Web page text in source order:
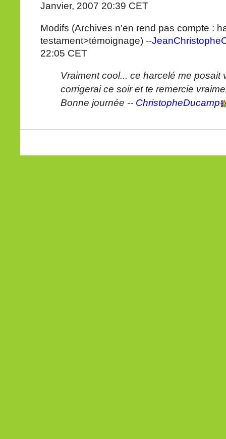
Janvier, 2007 20:39 CET
Modifs (Archives n'en rend pas compte :
testament>témoignage) --
22:05 CET
Vraiment cool... ce harcelé me posait
corrigerai ce soir et te remercie
Bonne journée -- ChristopheDucamp